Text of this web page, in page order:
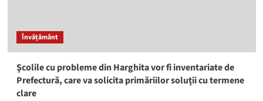
Învățământ
Şcolile cu probleme din Harghita vor fi inventariate de
Prefectură, care va solicita primăriilor soluţii cu termene
clare